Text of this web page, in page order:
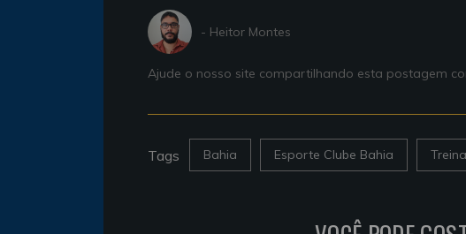
- Heitor Montes
Ajude o nosso site compartilhando esta postagem
Tags Bahia Esporte Clube Bahia